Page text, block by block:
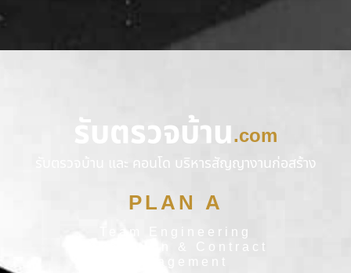
รับตรวจบ้าน.com
รับตรวจบ้าน และ คอนโด บริหารสัญญางานก่อสร้าง
PLAN A
Team Engineering
Inspection & Contract
Management